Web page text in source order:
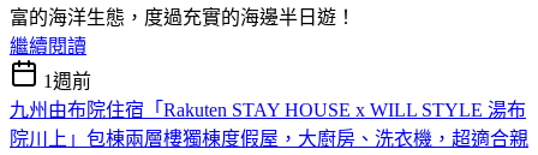
富的海洋生態，度過充實的海邊半日遊！
繼續閱讀
1週前
九州由布院住宿「Rakuten STAY HOUSE x WILL STYLE 湯布
院川上」包棟兩層樓獨棟度假屋，大廚房、洗衣機，超適合親